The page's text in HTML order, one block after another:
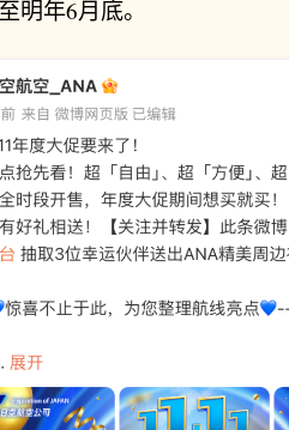
明年6月底。